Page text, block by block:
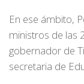
En ese ámbito,
ministros de las
gobernador de
secretaria de